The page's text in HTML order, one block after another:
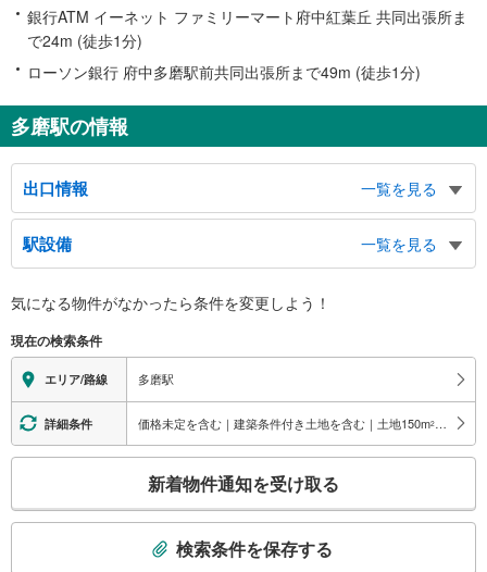
銀行ATM イーネット ファミリーマート府中紅葉丘 共同出張所ま
で24m (徒歩1分)
ローソン銀行 府中多磨駅前共同出張所まで49m (徒歩1分)
多磨駅の情報
出口情報
一覧を見る
東口
味の素スタジアム、都立武蔵野の森公園、東京外国語大学、警視庁警察学校
西口
都立多磨霊園
駅設備
一覧を見る
※段差なしでの移動経路
地上⇔改札⇔ホーム：○
トイレ
《多機能トイレ》
・１番線ホーム上
スロープ
その他
・点字案内（運賃表・手すり）
気になる物件がなかったら条件を変更しよう！
現在の検索条件
エリア/路線 多磨駅
詳細条件 価格未定を含む｜建築条件付き土地を含む｜土地150m2 以上
検
新着物件通知を受け取る
検索条件を保存する